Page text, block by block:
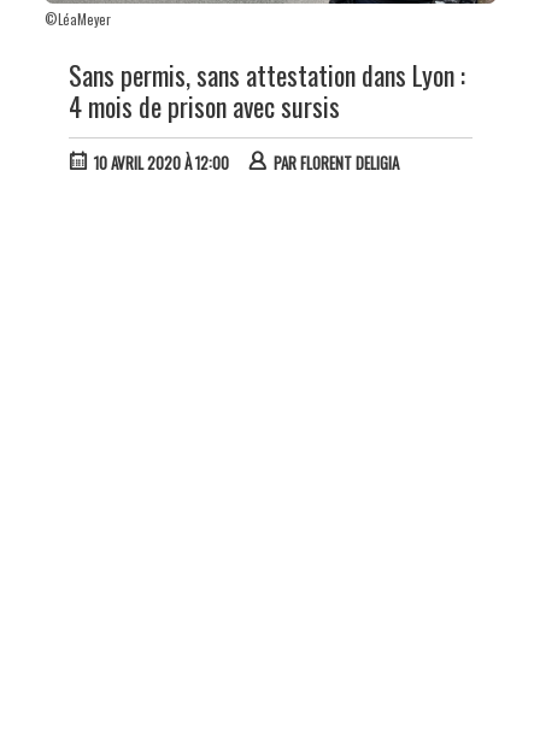
©LéaMeyer
Sans permis, sans attestation dans Lyon :
4 mois de prison avec sursis
10 AVRIL 2020 À 12:00 PARFLORENT DELIGIA